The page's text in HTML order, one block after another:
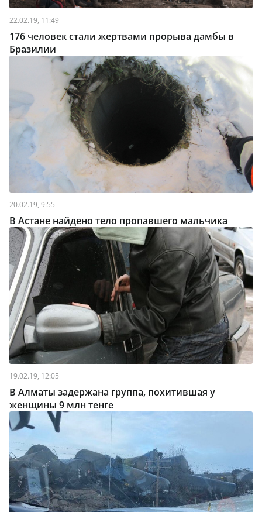
22.02.19, 11:49
176 человек стали жертвами прорыва дамбы в
Бразилии
20.02.19, 9:55
В Астане найдено тело пропавшего мальчика
19.02.19, 12:05
В Алматы задержана группа, похитившая у
женщины 9 млн тенге